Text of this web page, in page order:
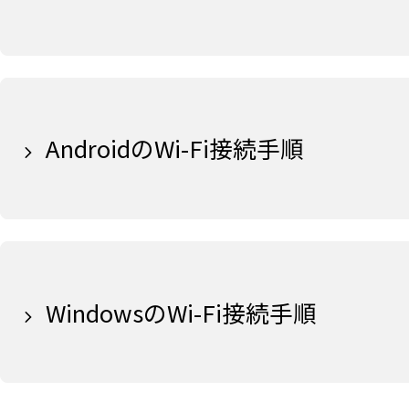
AndroidのWi-Fi接続手順
WindowsのWi-Fi接続手順